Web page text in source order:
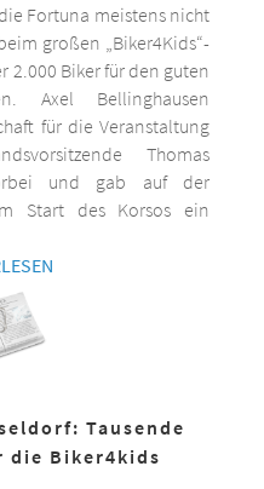
Fortuna meistens nicht
großen „Biker4Kids“-
2.000 Biker für den guten
Axel Bellinghausen
für die Veranstaltung
Thomas
und gab auf der
Start des Korsos ein
Tausende
Biker4kids